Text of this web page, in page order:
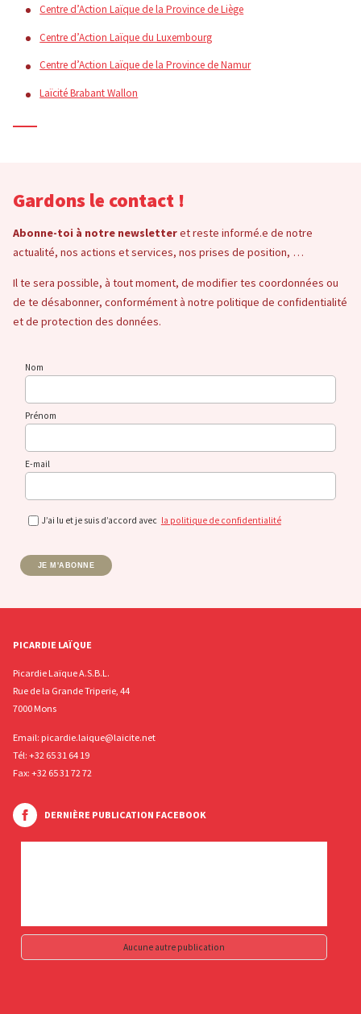
Centre d’Action Laïque de la Province de Liège
Centre d’Action Laïque du Luxembourg
Centre d’Action Laïque de la Province de Namur
Laïcité Brabant Wallon
Gardons le contact !
Abonne-toi à notre newsletteret reste informé.e de notre
actualité, nos actions et services, nos prises de position, …
Il te sera possible, à tout moment, de modifier tes coordonnées ou
de te désabonner, conformément à notre politique de confidentialité
et de protection des données.
Nom
Prénom
E-mail
J’ai lu et je suis d’accord avec la politique de confidentialité
JE M'ABONNE
PICARDIE LAÏQUE
Picardie Laïque A.S.B.L.
Rue de la Grande Triperie, 44
7000 Mons
Email: picardie.laique@laicite.net
Tél: +32 65 31 64 19
Fax: +32 65 31 72 72
DERNIÈRE PUBLICATION FACEBOOK
Aucune autre publication